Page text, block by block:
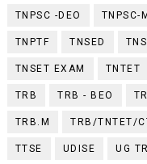
TNPSC -DEO TNPSC-
TNPTF TNSED
TNSET EXAM TNTET
TRB TRB - BEO
TRB.M TRB/TNTET/
TTSE UDISE UG